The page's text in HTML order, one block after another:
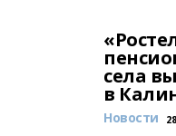
села
в
Новости